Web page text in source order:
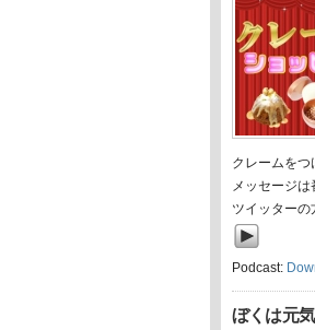
クレームをつ
メッセージ
ツイッターの
Podcast:
ぼくは元